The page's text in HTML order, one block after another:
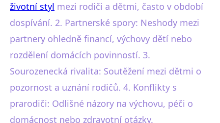
životní styl mezi rodiči a dětmi, často v období
dospívání. 2. Partnerské spory: Neshody mezi
partnery ohledně financí, výchovy dětí nebo
rozdělení domácích povinností. 3.
Sourozenecká rivalita: Soutěžení mezi dětmi o
pozornost a uznání rodičů. 4. Konflikty s
prarodiči: Odlišné názory na výchovu, péči o
domácnost nebo zdravotní otázky.